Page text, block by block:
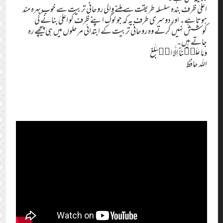
اعلیٰ ظرف بندہ سلسلہ طریقت سے ملنے والی روحانی تربیت سے خوب بہرہ مند
ہوتا ہے۔ اور دوسری طرف یہ کہ جو لوگ اپنے ظرف کو اعلیٰ بنانے کی
کوشش نہیں کرتے وہ روحانی تربیت کے ابتدائی مرحلوں میں ہی پیچھے رہ
جاتے ہیں۔
وَمَا عَلَيۡنَاۤ اِلَّا الۡبَلٰغ
اللہ حافظ